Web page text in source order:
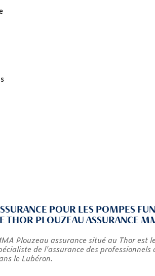
POUR LES POMPES
THOR PLOUZEAU ASSURANCE
Plouzeau assurance situé au Thor est
de l'assurance des professionnels
le Lubéron.